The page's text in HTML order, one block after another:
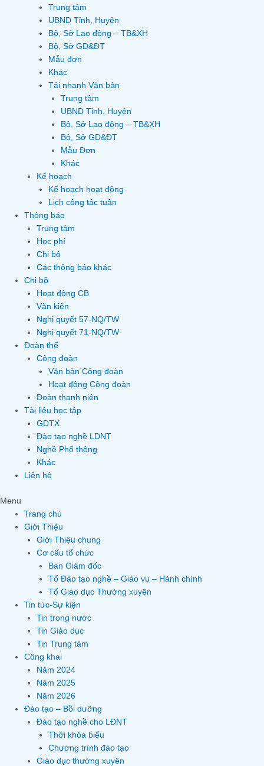
Trung tâm
UBND Tỉnh, Huyện
Bộ, Sở Lao động – TB&XH
Bộ, Sở GD&ĐT
Mẫu đơn
Khác
Tải nhanh Văn bản
Trung tâm
UBND Tỉnh, Huyện
Bộ, Sở Lao động – TB&XH
Bộ, Sở GD&ĐT
Mẫu Đơn
Khác
Kế hoạch
Kế hoạch hoạt động
Lịch công tác tuần
Thông báo
Trung tâm
Học phí
Chi bộ
Các thông báo khác
Chi bộ
Hoạt động CB
Văn kiện
Nghị quyết 57-NQ/TW
Nghị quyết 71-NQ/TW
Đoàn thể
Công đoàn
Văn bản Công đoàn
Hoạt động Công đoàn
Đoàn thanh niên
Tài liệu học tập
GDTX
Đào tạo nghề LDNT
Nghề Phổ thông
Khác
Liên hệ
Menu
Trang chủ
Giới Thiệu
Giới Thiệu chung
Cơ cấu tổ chức
Ban Giám đốc
Tổ Đào tạo nghề – Giáo vụ – Hành chính
Tổ Giáo dục Thường xuyên
Tin tức-Sự kiện
Tin trong nước
Tin Giáo dục
Tin Trung tâm
Công khai
Năm 2024
Năm 2025
Năm 2026
Đào tạo – Bồi dưỡng
Đào tạo nghề cho LĐNT
Thời khóa biểu
Chương trình đào tạo
Giáo dục thường xuyên